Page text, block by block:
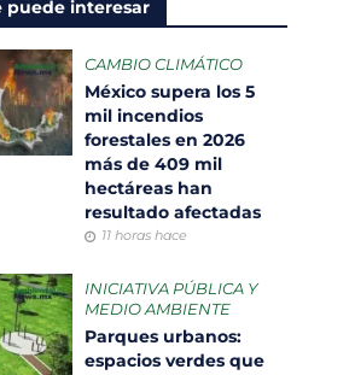
puede interesar
CAMBIO CLIMÁTICO
México supera los 5
mil incendios
forestales en 2026
más de 409 mil
hectáreas han
resultado afectadas
11 horas hace
INICIATIVA PÚBLICA Y
MEDIO AMBIENTE
Parques urbanos:
espacios verdes que